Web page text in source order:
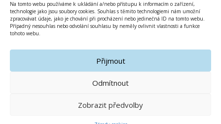
Na tomto webu používáme k ukládání a/nebo přístupu k informacím o zařízení,
technologie jako jsou soubory cookies. Souhlas s těmito technologiemi nám umožní
zpracovávat údaje, jako je chování při procházení nebo jedinečná ID na tomto webu.
Případný nesouhlas nebo odvolání souhlasu by neměly ovlivnit vlastnosti a funkce
tohoto webu.
Přijmout
Odmítnout
Zobrazit předvolby